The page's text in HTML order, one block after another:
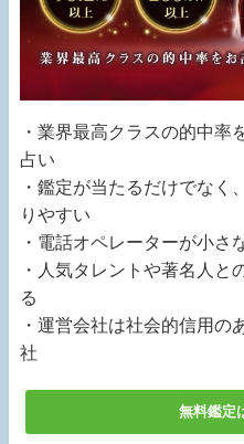
・業界最高クラスの的中率
占い
・鑑定が当たるだけでなく
りやすい
・電話オペレーターが小さ
・人気タレントや著名人と
る
・運営会社は社会的信用の
社
無料鑑定